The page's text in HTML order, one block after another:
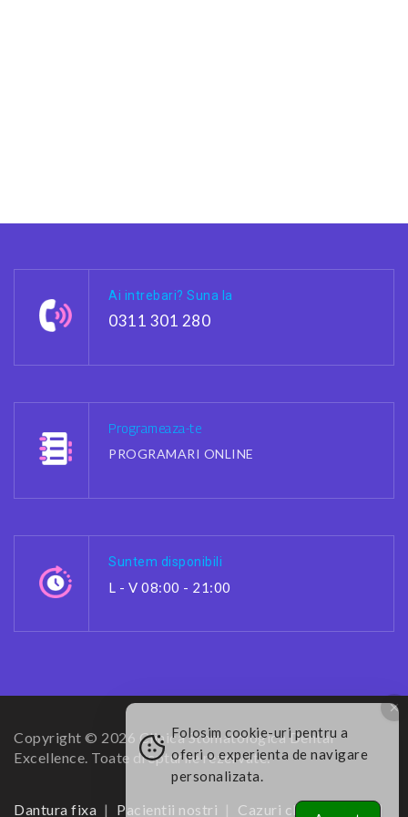
Ai intrebari? Suna la
0311 301 280
Programeaza-te
PROGRAMARI ONLINE
Suntem disponibili
L - V 08:00 - 21:00
Copyright © 2026 Clinica Stomatologica Dental
Excellence. Toate drepturile rezervate.
Dantura fixa Pacientii nostri Cazuri clinice – foto
Folosim cookie-uri pentru a
oferi o experienta de navigare
personalizata.